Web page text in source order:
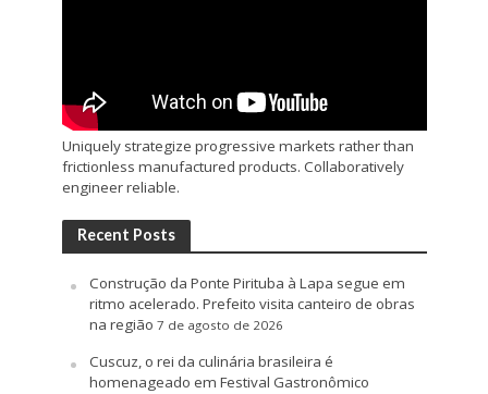
Uniquely strategize progressive markets rather than
frictionless manufactured products. Collaboratively
engineer reliable.
Recent Posts
Construção da Ponte Pirituba à Lapa segue em
ritmo acelerado. Prefeito visita canteiro de obras
na região 7 de agosto de 2026
Cuscuz, o rei da culinária brasileira é
homenageado em Festival Gastronômico